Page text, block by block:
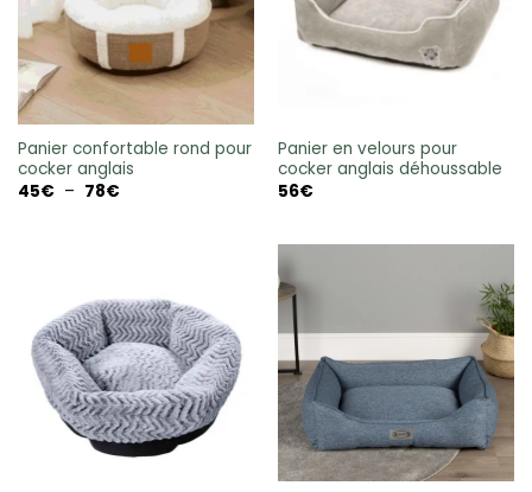
Panier confortable rond pour
cocker anglais
45€ – 78€Plage
Panier en velours pour
cocker anglais déhoussable
56€